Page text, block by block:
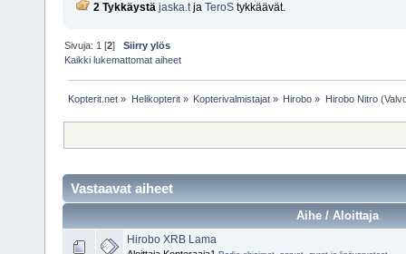
2 Tykkäystä jaska.tja TeroStykkäävät.
Sivuja: 1 [2]Siirry ylös
Kaikki lukemattomat aiheet
Kopterit.net » Helikopterit» Kopterivalmistajat» Hirobo » Hirobo Nitro
Vastaavat aiheet
Aihe / Aloittaja
Hirobo XRB Lama